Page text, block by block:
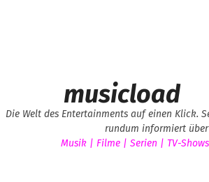
musicload
Die Welt des Entertainments auf einen Klick.
rundum informiert über
Musik | Filme | Serien | TV-